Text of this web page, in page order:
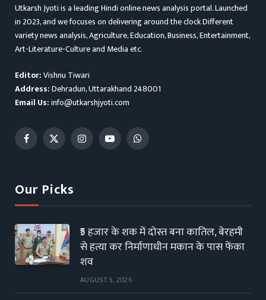
Utkarsh Jyoti is a leading Hindi online news analysis portal. Launched
in 2023, and we focuses on delivering around the clock Different
variety news analysis, Agriculture, Education, Business, Entertainment,
Art-Literature-Culture and Media etc.
Editor:Vishnu Tiwari
Address:Dehradun, Uttarakhand 248001
Email Us:info@utkarshjyoti.com
Facebook
X
InstagramYouTubeWhatsApp
Our Picks
₹5 हजार के शक में दोस्त बना कातिल, बेरहमी
से हत्या कर निर्माणाधीन मकान के पास फेंका
शव
AUGUST 5, 2026